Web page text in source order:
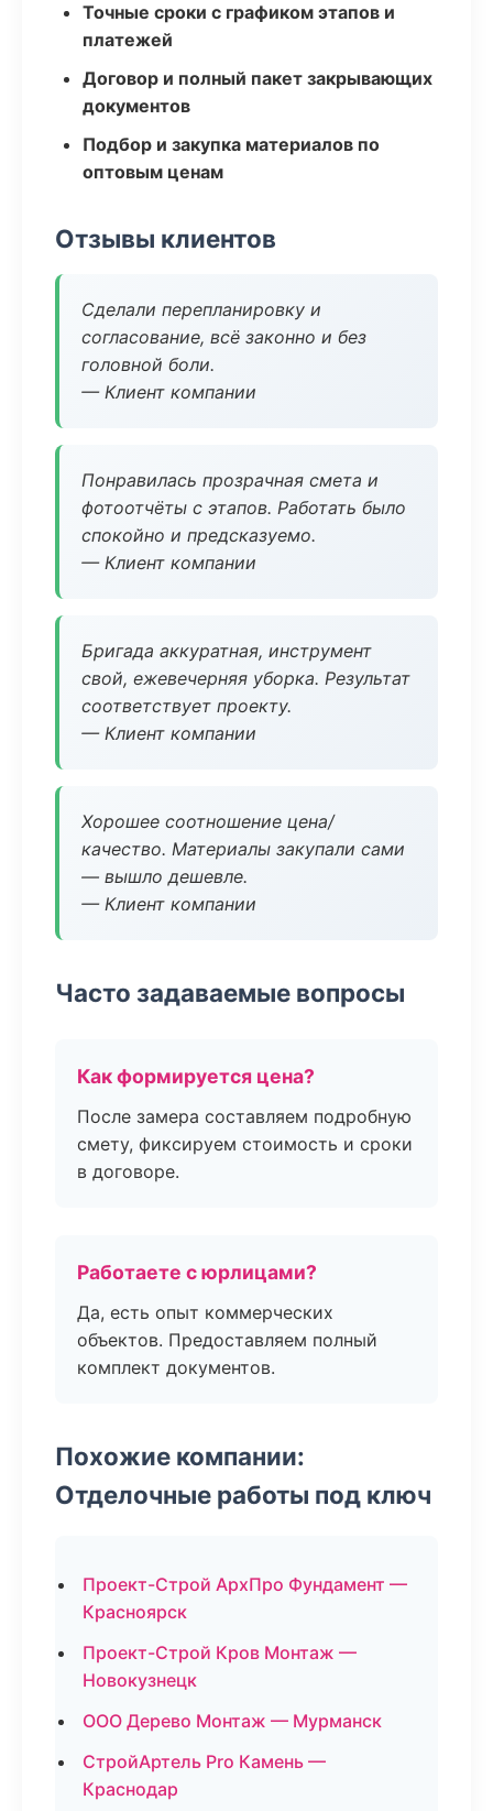
Точные сроки с графиком этапов и
платежей
Договор и полный пакет закрывающих
документов
Подбор и закупка материалов по
оптовым ценам
Отзывы клиентов
Сделали перепланировку и
согласование, всё законно и без
головной боли.
— Клиент компании
Понравилась прозрачная смета и
фотоотчёты с этапов. Работать было
спокойно и предсказуемо.
— Клиент компании
Бригада аккуратная, инструмент
свой, ежевечерняя уборка. Результат
соответствует проекту.
— Клиент компании
Хорошее соотношение цена/
качество. Материалы закупали сами
— вышло дешевле.
— Клиент компании
Часто задаваемые вопросы
Как формируется цена?
После замера составляем подробную
смету, фиксируем стоимость и сроки
в договоре.
Работаете с юрлицами?
Да, есть опыт коммерческих
объектов. Предоставляем полный
комплект документов.
Похожие компании:
Отделочные работы под ключ
Проект-Строй АрхПро Фундамент —
Красноярск
Проект-Строй Кров Монтаж —
Новокузнецк
ООО Дерево Монтаж — Мурманск
СтройАртель Pro Камень —
Краснодар